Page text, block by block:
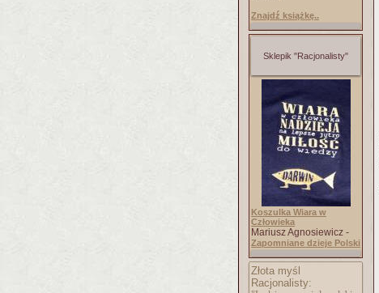
Znajdź książkę..
Sklepik "Racjonalisty"
Koszulka Wiara w
Człowieka
Mariusz Agnosiewicz -
Zapomniane dzieje Polski
Złota myśl
Racjonalisty: